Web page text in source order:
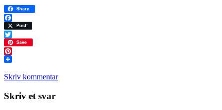
Share
Facebook
Post
Twitter
Save
Pinterest
Skriv kommentar
Læserinteraktioner
Skriv et svar